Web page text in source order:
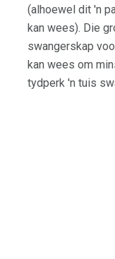
(alhoewel dit 'n
kan wees). Die
swangerskap
kan wees om
tydperk 'n tuis